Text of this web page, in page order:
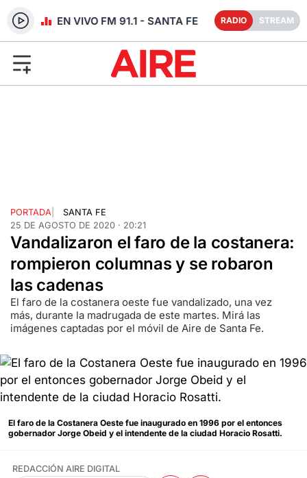
RADIO EN VIVO FM 91.1 - SANTA FE RADIO STREAM
PORTADA
SANTA FE
25 DE AGOSTO DE 2020 · 20:21
Vandalizaron el faro de la costanera:
rompieron columnas y se robaron
las cadenas
El faro de la costanera oeste fue vandalizado, una vez
más, durante la madrugada de este martes. Mirá las
imágenes captadas por el móvil de Aire de Santa Fe.
El faro de la Costanera Oeste fue inaugurado en 1996 por el entonces
gobernador Jorge Obeid y el intendente de la ciudad Horacio Rosatti.
REDACCIÓN AIRE DIGITAL